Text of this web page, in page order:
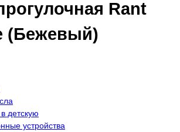
Rant
(Бежевый)
детскую
устройства